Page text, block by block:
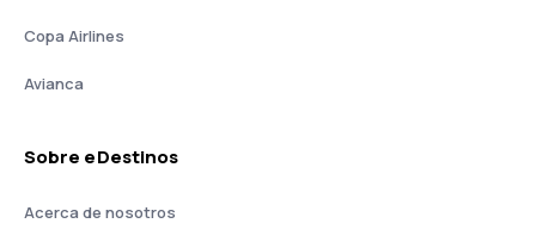
Copa Airlines
Avianca
Sobre eDestinos
Acerca de nosotros